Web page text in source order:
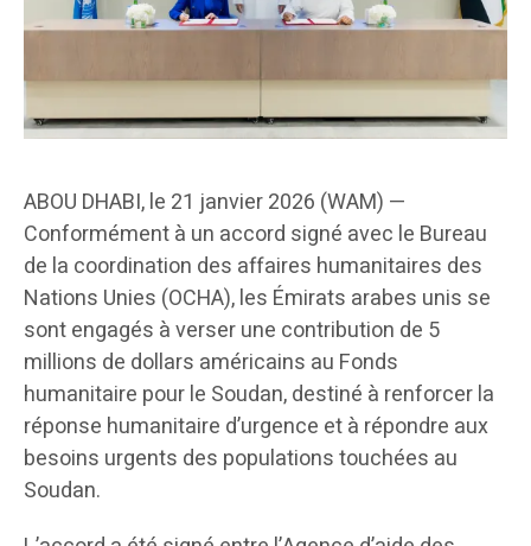
ABOU DHABI, le 21 janvier 2026 (WAM) —
Conformément à un accord signé avec le Bureau
de la coordination des affaires humanitaires des
Nations Unies (OCHA), les Émirats arabes unis se
sont engagés à verser une contribution de 5
millions de dollars américains au Fonds
humanitaire pour le Soudan, destiné à renforcer la
réponse humanitaire d’urgence et à répondre aux
besoins urgents des populations touchées au
Soudan.